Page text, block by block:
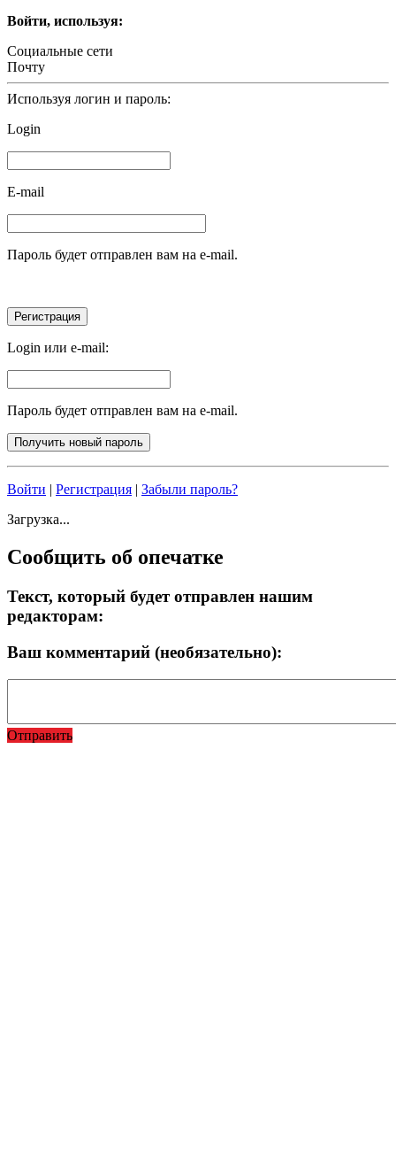
Войти, используя:
Социальные сети
Почту
Используя логин и пароль:
Login
E-mail
Пароль будет отправлен вам на e-mail.
Login или e-mail:
Пароль будет отправлен вам на e-mail.
Войти | Регистрация | Забыли пароль?
Загрузка...
Сообщить об опечатке
Текст, который будет отправлен нашим
редакторам:
Ваш комментарий (необязательно):
Отправить